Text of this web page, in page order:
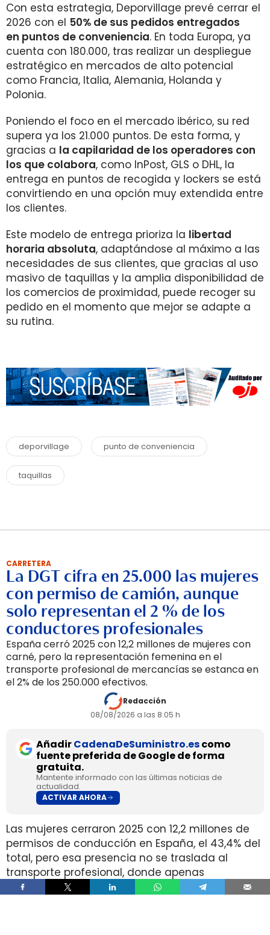
Con esta estrategia, Deporvillage prevé cerrar el
2026 con el 50% de sus pedidos entregados
en puntos de conveniencia. En toda Europa, ya
cuenta con 180.000, tras realizar un despliegue
estratégico en mercados de alto potencial
como Francia, Italia, Alemania, Holanda y
Polonia.
Poniendo el foco en el mercado ibérico, su red
supera ya los 21.000 puntos. De esta forma, y
gracias a la capilaridad de los operadores con
los que colabora, como InPost, GLS o DHL, la
entrega en puntos de recogida y lockers se está
convirtiendo en una opción muy extendida entre
los clientes.
Este modelo de entrega prioriza la libertad
horaria absoluta, adaptándose al máximo a las
necesidades de sus clientes, que gracias al uso
masivo de taquillas y la amplia disponibilidad de
los comercios de proximidad, puede recoger su
pedido en el momento que mejor se adapte a
su rutina.
deporvillage punto de conveniencia
taquillas
CARRETERA
La DGT cifra en 25.000 las mujeres
con permiso de camión, aunque
solo representan el 2 % de los
conductores profesionales
España cerró 2025 con 12,2 millones de mujeres con
carné, pero la representación femenina en el
transporte profesional de mercancías se estanca en
el 2% de los 250.000 efectivos.
Redacción
08/08/2026 a las 8:05 h
AñadirCadenaDeSuministro.escomo
fuente preferida de Google de forma
gratuita.
Mantente informado con las últimas noticias de
actualidad.
ACTIVAR AHORA
Las mujeres cerraron 2025 con 12,2 millones de
permisos de conducción en España, el 43,4% del
total, pero esa presencia no se traslada al
transporte profesional, donde apenas
representan el 2% de un colectivo de 250.000